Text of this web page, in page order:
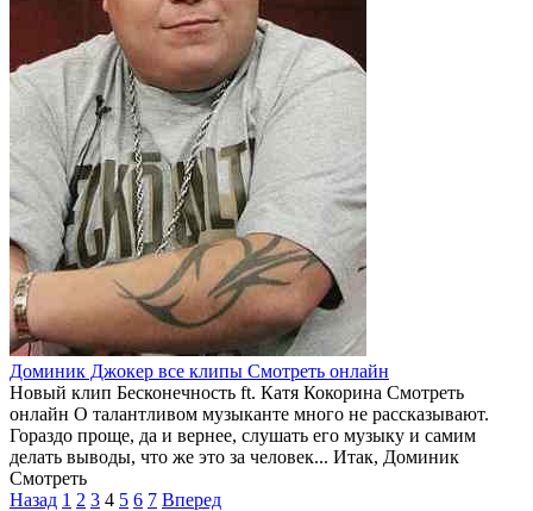
Доминик Джокер все клипы Смотреть онлайн
Новый клип Бесконечность ft. Катя Кокорина Смотреть
онлайн О талантливом музыканте много не рассказывают.
Гораздо проще, да и вернее, слушать его музыку и самим
делать выводы, что же это за человек... Итак, Доминик
Смотреть
Назад 1 2 3 4 5 6 7 Вперед